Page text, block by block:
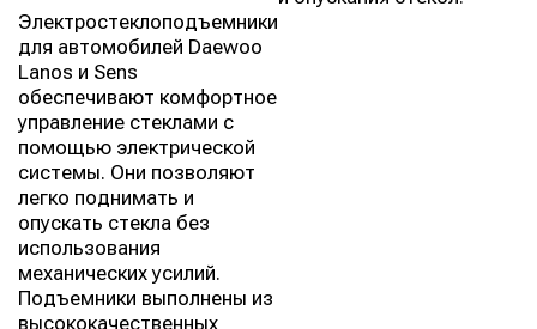
Электростеклоподъемники
для автомобилей Daewoo
Lanos и Sens
обеспечивают комфортное
управление стеклами с
помощью электрической
системы. Они позволяют
легко поднимать и
опускать стекла без
использования
механических усилий.
Подъемники выполнены из
высококачественных